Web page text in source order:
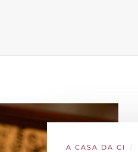
A CASA DA CI /